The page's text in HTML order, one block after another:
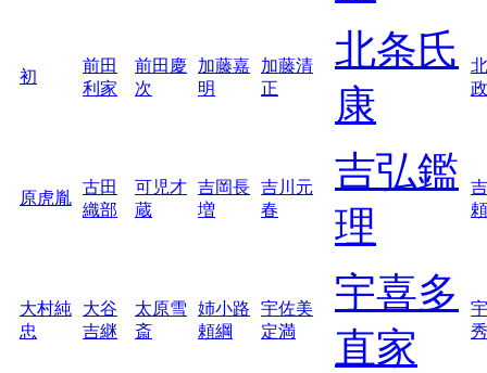
初
前田
利家
前田慶
次
加藤嘉
明
加藤清
正
北条氏
康
政
原虎胤
古田
織部
可児才
蔵
吉岡長
増
吉川元
春
吉弘鑑
理
頼
大村純
忠
大谷
吉継
太原雪
斎
姉小路
頼綱
宇佐美
定満
宇喜多
直家